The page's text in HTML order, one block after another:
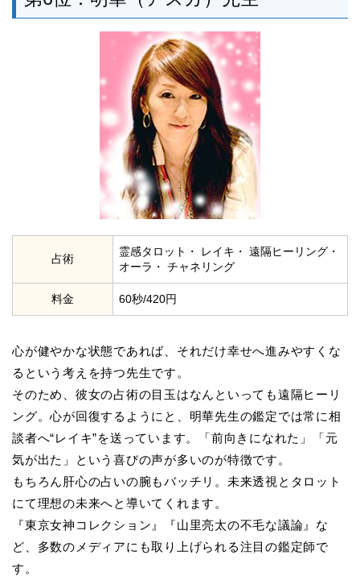
占術
霊感タロット・ レイキ・ 遠隔ヒーリング・
オーラ・ チャネリング
料金 60秒/420円
心が健やかな状態であれば、それだけ幸せへ進みやすくな
るという考えを持つ先生です。
そのため、彼女の占術の目玉はなんといっても遠隔ヒーリ
ング。心が回復するようにと、明華先生の鑑定では常に相
談者へ“レイキ”を送っています。「前向きになれた」「元
気が出た」という喜びの声が多いのが特徴です。
もちろん肝心の占いの腕もバッチリ。未来透視とタロット
にて理想の未来へと導いてくれます。
『東京女神コレクション』『山里亮太の不毛な議論』な
ど、多数のメディアにも取り上げられる注目の鑑定師で
す。